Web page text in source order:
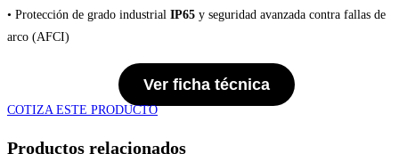
• Protección de grado industrial IP65 y seguridad avanzada contra fallas de
arco (AFCI)
Ver ficha técnica
COTIZA ESTE PRODUCTO
Productos relacionados